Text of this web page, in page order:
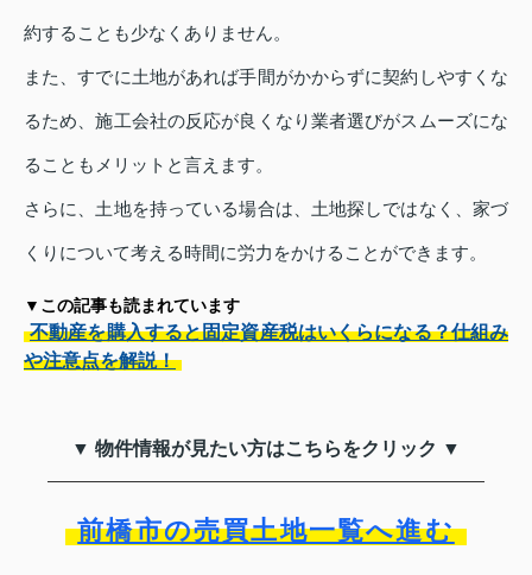
約することも少なくありません。
また、すでに土地があれば手間がかからずに契約しやすくな
るため、施工会社の反応が良くなり業者選びがスムーズにな
ることもメリットと言えます。
さらに、土地を持っている場合は、土地探しではなく、家づ
くりについて考える時間に労力をかけることができます。
▼この記事も読まれています
不動産を購入すると固定資産税はいくらになる？仕組み
や注意点を解説！
▼ 物件情報が見たい方はこちらをクリック ▼
前橋市の売買土地一覧へ進む